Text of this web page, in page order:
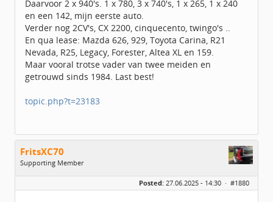
Daarvoor 2 x 940's. 1 x 780, 3 x 740's, 1 x 265, 1 x 240
en een 142, mijn eerste auto.
Verder nog 2CV's, CX 2200, cinquecento, twingo's ..
En qua lease: Mazda 626, 929, Toyota Carina, R21
Nevada, R25, Legacy, Forester, Altea XL en 159.
Maar vooral trotse vader van twee meiden en
getrouwd sinds 1984. Last best!
topic.php?t=23183
FritsXC70
Supporting Member
Geslacht:
Leeftijd:
70
Posted: 27.06.2025 - 14:30 · #1880